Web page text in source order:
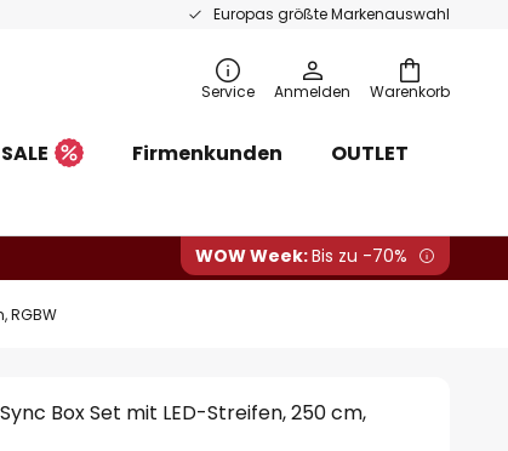
Europas größte Markenauswahl
Warenkorb
Service Anmelden
SALE Firmenkunden
OUTLET
WOW Week:Bis zu -70%
RGBW
Box Set mit LED-Streifen, 250 cm,